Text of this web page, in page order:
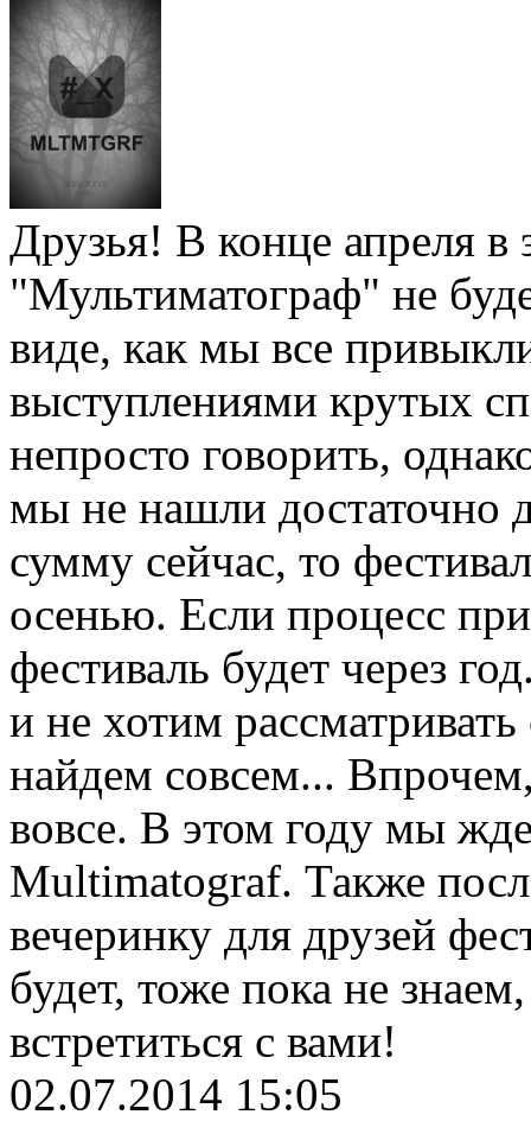
Друзья! В конце апреля в
"Мультиматограф" не
виде, как мы все
выступлениями крутых
непросто говорить,
мы не нашли достаточно
сумму сейчас, то
осенью. Если процесс
фестиваль будет через
и не хотим
найдем совсем...
вовсе. В этом году мы
Multimatograf. Также
вечеринку для друзей
будет, тоже пока не
встретиться с вами!
02.07.2014 15:05